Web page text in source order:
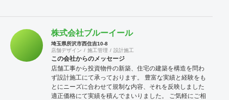
株式会社ブルーイール
埼玉県所沢市西住吉10-8
店舗デザイン
施工管理 設計施工
この会社からのメッセージ
店舗工事から投資物件の新築、住宅の建築を構造を問わ
ず設計施工にて承っております。 豊富な実績と経験をも
とにニーズに合わせて規制な内容、それを反映しました
適正価格にて実績を積んでまいりました。 ご気軽にご相